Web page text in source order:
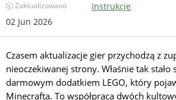
🕣 Zaktualizowano
02 Jun 2026
Instrukcje
Czasem aktualizacje gier przychodzą z
nieoczekiwanej strony. Właśnie tak stało
darmowym dodatkiem LEGO, który
Minecrafta. To współpraca dwóch